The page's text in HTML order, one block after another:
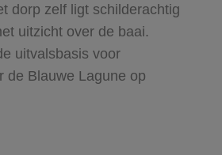
dorp zelf ligt schilderachtig
uitzicht over de baai.
uitvalsbasis voor
de Blauwe Lagune op